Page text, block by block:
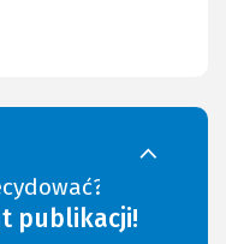
publikacji!